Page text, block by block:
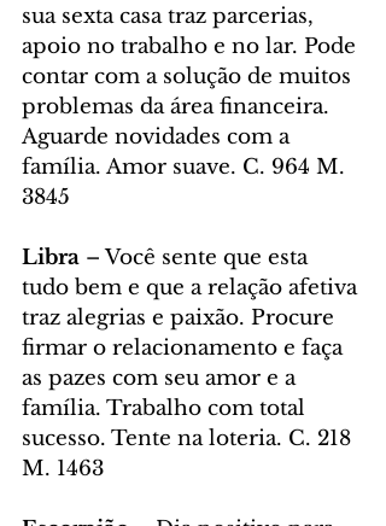
sua sexta casa traz parcerias,
apoio no trabalho e no lar. Pode
contar com a solução de muitos
problemas da área financeira.
Aguarde novidades com a
família. Amor suave. C. 964 M.
3845
Libra – Você sente que esta
tudo bem e que a relação afetiva
traz alegrias e paixão. Procure
firmar o relacionamento e faça
as pazes com seu amor e a
família. Trabalho com total
sucesso. Tente na loteria. C. 218
M. 1463